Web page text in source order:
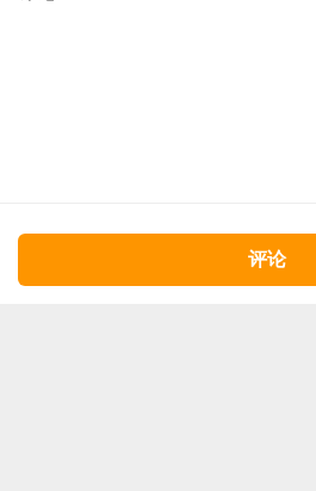
评论